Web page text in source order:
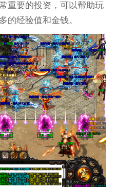
重要的投资，可以帮助玩
的经验值和金钱。